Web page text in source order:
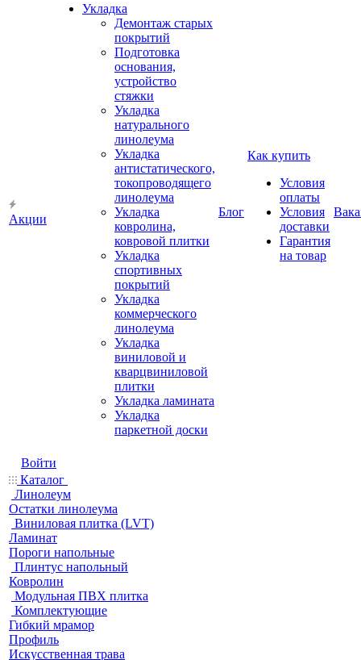
Акции
Укладка
Демонтаж старых
покрытий
Подготовка
основания,
устройство
стяжки
Укладка
натурального
линолеума
Укладка
антистатического,
токопроводящего
линолеума
Укладка
ковролина,
ковровой плитки
Укладка
спортивных
покрытий
Укладка
коммерческого
линолеума
Укладка
виниловой и
кварцвиниловой
плитки
Укладка ламината
Укладка
паркетной доски
Блог
Как купить
Условия
оплаты
Условия
доставки
Гарантия
на товар
Войти
Каталог
Линолеум
Остатки линолеума
Виниловая плитка (LVT)
Ламинат
Пороги напольные
Плинтус напольный
Ковролин
Модульная ПВХ плитка
Комплектующие
Гибкий мрамор
Профиль
Искусственная трава